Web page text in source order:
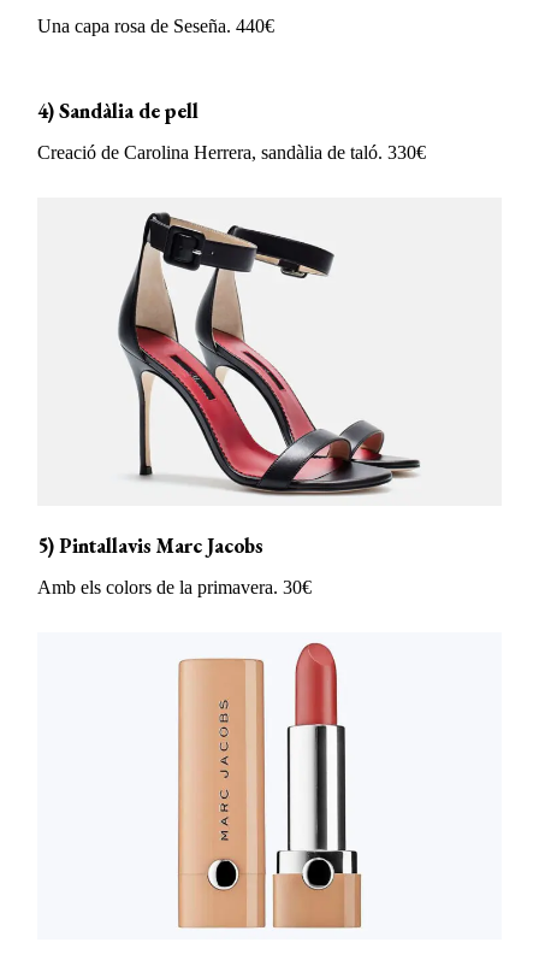
Una capa rosa de Seseña. 440€
4) Sandàlia de pell
Creació de Carolina Herrera, sandàlia de taló. 330€
5) Pintallavis Marc Jacobs
Amb els colors de la primavera. 30€